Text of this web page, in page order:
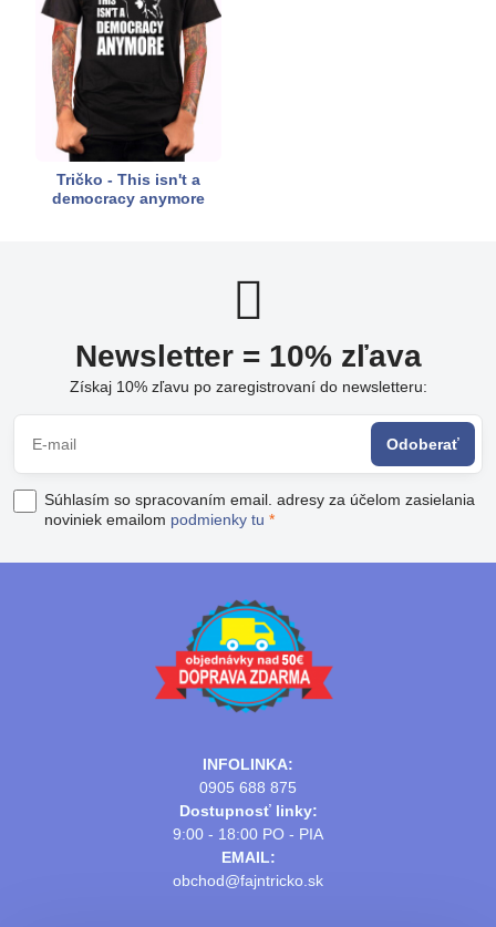
Tričko - This isn't a
democracy anymore
Newsletter = 10% zľava
Získaj 10% zľavu po zaregistrovaní do newsletteru:
Odoberať
Súhlasím so spracovaním email. adresy za účelom zasielania
noviniek emailom podmienky tu *
INFOLINKA:
0905 688 875
Dostupnosť linky:
9:00 - 18:00 PO - PIA
EMAIL:
obchod@fajntricko.sk